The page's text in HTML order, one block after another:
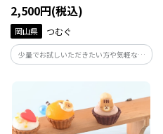
2,500円(税込)
岡山県 つむぐ
少量でお試しいただきたい方や気軽な手
土産などにおすすめな、岡山白桃の２玉
月上旬】※お届けまで2週間前後かかる場
合がございますので、ご了承ください。